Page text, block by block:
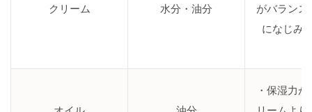
クリーム 水分・油分
がバラン
になじみ
・保湿力